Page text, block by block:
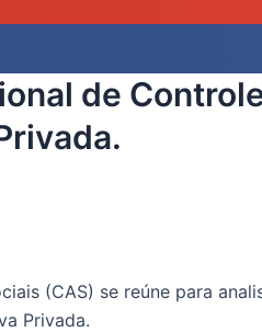
de
(CAS) se reúne para
Privada.